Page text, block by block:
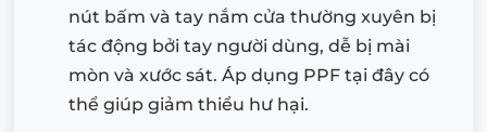
nút bấm và tay nắm cửa thường xuyên bị
tác động bởi tay người dùng, dễ bị mài
mòn và xước sát. Áp dụng PPF tại đây có
thể giúp giảm thiểu hư hại.